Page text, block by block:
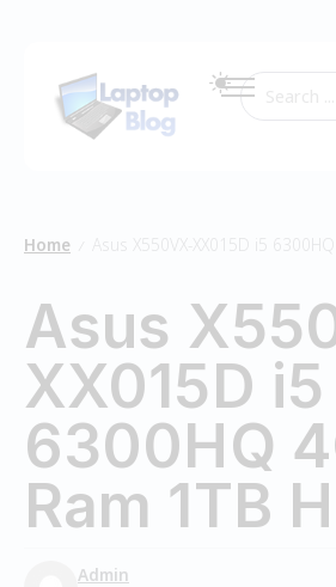
Home Asus X550VX-XX015D i5
Asus
XX015D i5
6300HQ
Ram 1TB
Admin